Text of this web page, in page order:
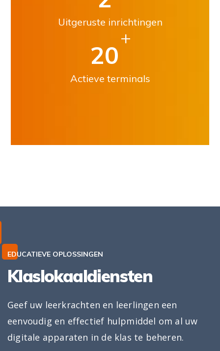
Uitgeruste inrichtingen
20
+
Actieve terminals
EDUCATIEVE OPLOSSINGEN
Klaslokaaldiensten
Geef uw leerkrachten en leerlingen een
eenvoudig en effectief hulpmiddel om al uw
digitale apparaten in de klas te beheren.